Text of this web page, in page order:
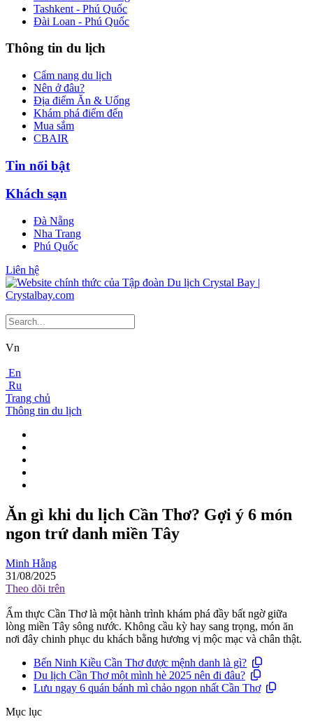
Tashkent - Phú Quốc
Đài Loan - Phú Quốc
Thông tin du lịch
Cẩm nang du lịch
Nên ở đâu?
Địa điểm Ăn & Uống
Khám phá điểm đến
Mua sắm
CBAIR
Tin nổi bật
Khách sạn
Đà Nẵng
Nha Trang
Phú Quốc
Liên hệ
Vn
En
Ru
Trang chủ
Thông tin du lịch
Ăn gì khi du lịch Cần Thơ? Gợi ý 6 món
ngon trứ danh miền Tây
Minh Hằng
31/08/2025
Theo dõi trên
Ẩm thực Cần Thơ là một hành trình khám phá đầy bất ngờ giữa
lòng miền Tây sông nước. Không cầu kỳ hay sang trọng, món ăn
nơi đây chinh phục du khách bằng hương vị mộc mạc và chân thật.
Bến Ninh Kiều Cần Thơ được mệnh danh là gì?
Du lịch Cần Thơ một mình hè 2025 nên đi đâu?
Lưu ngay 6 quán bánh mì chảo ngon nhất Cần Thơ
Mục lục